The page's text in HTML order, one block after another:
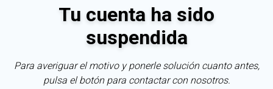
Tu cuenta ha sido
suspendida
Para averiguar el motivo y ponerle solución cuanto antes,
pulsa el botón para contactar con nosotros.